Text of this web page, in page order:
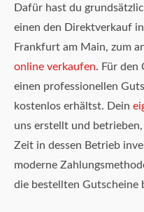
Dafür hast du
einen den Direktverkauf
Frankfurt am Main, zum
online verkaufen. Für den
einen professionellen
kostenlos erhältst. Dein
uns erstellt und
Zeit in dessen Betrieb
moderne
die bestellten Gutscheine